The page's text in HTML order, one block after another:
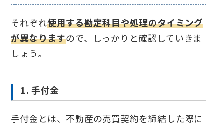
それぞれ使用する勘定科目や処理のタイミング
が異なりますので、しっかりと確認していきま
しょう。
1. 手付金
手付金とは、不動産の売買契約を締結した際に